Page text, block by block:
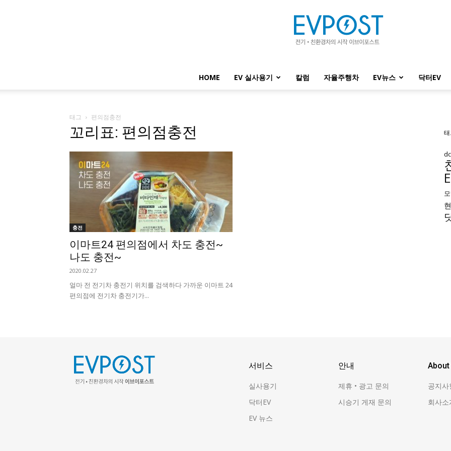
HOME EV 실사용기 칼럼 자율주행차 EV뉴스 닥터EV
태그 편의점충전
꼬리표: 편의점충전
충전
이마트24 편의점에서 차도 충전~
나도 충전~
2020.02.27
얼마 전 전기차 충전기 위치를 검색하다 가까운 이마트 24
편의점에 전기차 충전기가...
태
서비스
실사용기
닥터EV
EV 뉴스
안내
제휴 • 광고 문의
시승기 게재 문의
About
공지사
회사소